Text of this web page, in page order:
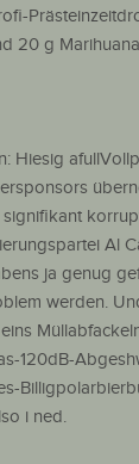
20 g
Hiesig
Al
ja genug
werden.
120dB-
i ned.